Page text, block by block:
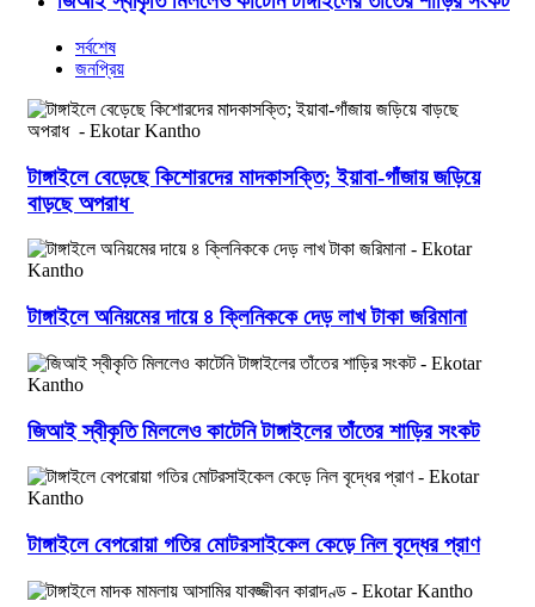
সর্বশেষ
জনপ্রিয়
টাঙ্গাইলে বেড়েছে কিশোরদের মাদকাসক্তি; ইয়াবা-গাঁজায় জড়িয়ে
বাড়ছে অপরাধ
টাঙ্গাইলে অনিয়মের দায়ে ৪ ক্লিনিককে দেড় লাখ টাকা জরিমানা
জিআই স্বীকৃতি মিললেও কাটেনি টাঙ্গাইলের তাঁতের শাড়ির সংকট
টাঙ্গাইলে বেপরোয়া গতির মোটরসাইকেল কেড়ে নিল বৃদ্ধের প্রাণ